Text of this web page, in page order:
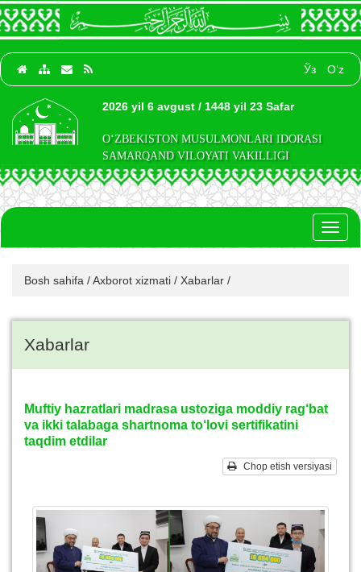
Ўз O‘z
2026 yil 6 avgust / 1448 yil 23 Safar
O‘ZBEKISTON MUSULMONLARI IDORASI
SAMARQAND VILOYATI VAKILLIGI
Bosh sahifa /Axborot xizmati / Xabarlar /
Xabarlar
Muftiy hazratlari madrasa ustoziga moddiy rag‘bat
va ikki talabaga shartnoma to‘lovi sertifikatini
taqdim etdilar
Chop etish versiyasi